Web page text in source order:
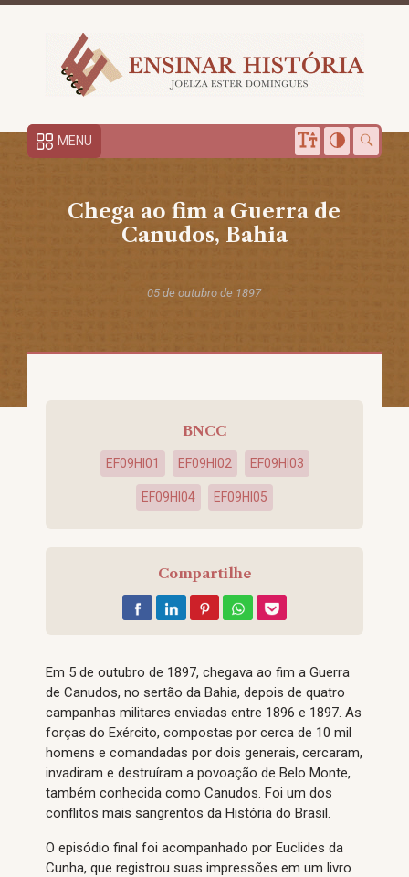
MENU
Chega ao fim a Guerra de
Canudos, Bahia
05 de outubro de 1897
BNCC
EF09HI01 EF09HI02 EF09HI03
EF09HI04 EF09HI05
Compartilhe
Em 5 de outubro de 1897, chegava ao fim a Guerra
de Canudos, no sertão da Bahia, depois de quatro
campanhas militares enviadas entre 1896 e 1897. As
forças do Exército, compostas por cerca de 10 mil
homens e comandadas por dois generais, cercaram,
invadiram e destruíram a povoação de Belo Monte,
também conhecida como Canudos. Foi um dos
conflitos mais sangrentos da História do Brasil.
O episódio final foi acompanhado por Euclides da
Cunha, que registrou suas impressões em um livro